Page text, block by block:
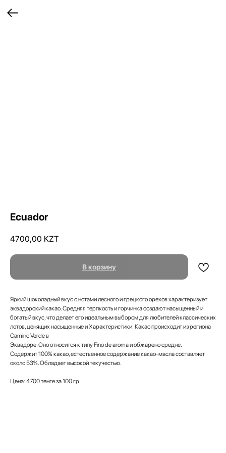
Ecuador
4700,00 KZT
В корзину
Яркий шоколадный вкус с нотами лесного и грецкого орехов характеризует
эквадорский какао. Средняя терпкость и горчинка создают насыщенный и
богатый вкус, что делает его идеальным выбором для любителей классических
лотов, ценящих насыщенные и Характеристики: Какао происходит из региона
Camino Verde в
Эквадоре. Оно относится к типу Fino de aroma и обжарено средне.
Содержит 100% какао, естественное содержание какао-масла составляет
около 53%. Обладает высокой текучестью.
Цена: 4700 тенге за 100 гр